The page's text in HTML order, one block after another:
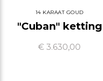
14 KARAAT GOUD
"Cuban" ketting
€ 3.630,00